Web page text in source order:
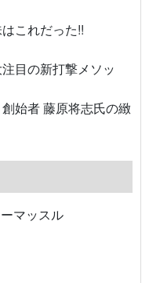
これだった!!
目の新打撃メソッ
始者 藤原将志氏の緻
マッスル